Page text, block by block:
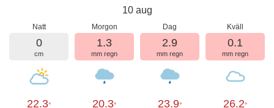
10 aug
Natt
0
cm
22.3°
Morgon
1.3
mm regn
20.3°
Dag
2.9
mm regn
23.9°
Kväll
0.1
mm regn
26.2°